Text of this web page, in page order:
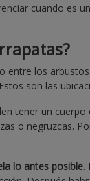
cuando es
entre los
son las
tener un
o negruzcas.
lo antes posible.